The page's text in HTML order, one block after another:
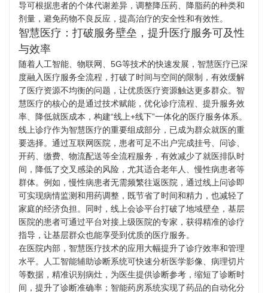
导可根据患者的个体代谢差异，调整降压药、降脂药的种类和
剂量，避免药物不良反应，提高治疗的安全性和有效性。
智慧医疗：打破服务壁垒，提升医疗服务可及性
与效率
随着人工智能、物联网、5G等技术的快速发展，智慧医疗已深
度融入医疗服务全流程，打破了时间与空间的限制，有效缓解
了医疗资源不均衡的问题，让优质医疗资源触达更多群众。智
慧医疗的核心的是通过技术赋能，优化诊疗流程、提升服务效
率、降低就医成本，构建“线上+线下”一体化的医疗服务体系。
线上诊疗作为智慧医疗的重要组成部分，已成为群众就医的重
要选择。通过互联网医院，患者可足不出户完成挂号、问诊、
开药、缴费、物流配送等全流程服务，有效减少了就医排队时
间，降低了交叉感染的风险，尤其适合老年人、慢性病患者等
群体。例如，慢性病患者无需频繁往返医院，通过线上问诊即
可实现病情监测和用药调整，既节省了时间和精力，也减轻了
家庭的经济负担。同时，线上会诊平台打破了地域壁垒，基层
医院的患者可通过平台对接上级医院的专家，获得精准的诊疗
指导，让基层群众也能享受到优质的医疗服务。
在医院内部，智慧医疗技术的应用大幅提升了诊疗效率和管理
水平。人工智能辅助诊断系统可快速分析医学影像、病理切片
等数据，精准识别病灶，为医生提供诊断参考，缩短了诊断时
间，提升了诊断准确率；智能药房系统实现了药品的自动化分